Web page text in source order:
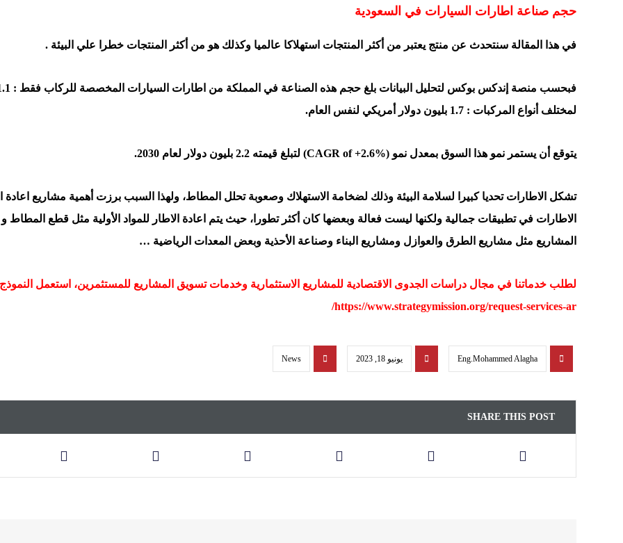
حجم صناعة اطارات السيارات في السعودية
في هذا المقالة سنتحدث عن منتج يعتبر من أكثر المنتجات استهلاكا عالميا وكذلك هو من أكثر المنتجات خطرا علي البيئة .
لمختلف أنواع المركبات : 1.7 بليون دولار أمريكي لنفس العام.
يتوقع أن يستمر نمو هذا السوق بمعدل نمو (CAGR of +2.6%) لتبلغ قيمته 2.2 بليون دولار لعام 2030.
تشكل الاطارات تحديا كبيرا لسلامة البيئة وذلك لضخامة الاستهلاك وصعوبة تحلل المطاط، ولهذا السبب برزت أهمية مشاريع
الاطارات في تطبيقات جمالية ولكنها ليست فعالة وبعضها كان أكثر تطورا، حيث يتم اعادة الاطار للمواد الأولية مثل قطع المطاط
المشاريع مثل مشاريع الطرق والعوازل ومشاريع البناء وصناعة الأحذية وبعض المعدات الرياضية …
لطلب خدماتنا في مجال دراسات الجدوى الاقتصادية للمشاريع الاستثمارية وخدمات تسويق المشاريع للمستثمرين، استعمل النموذج
https://www.strategymission.org/request-services-ar/
Eng.Mohammed Alagha يونيو 18, 2023 News